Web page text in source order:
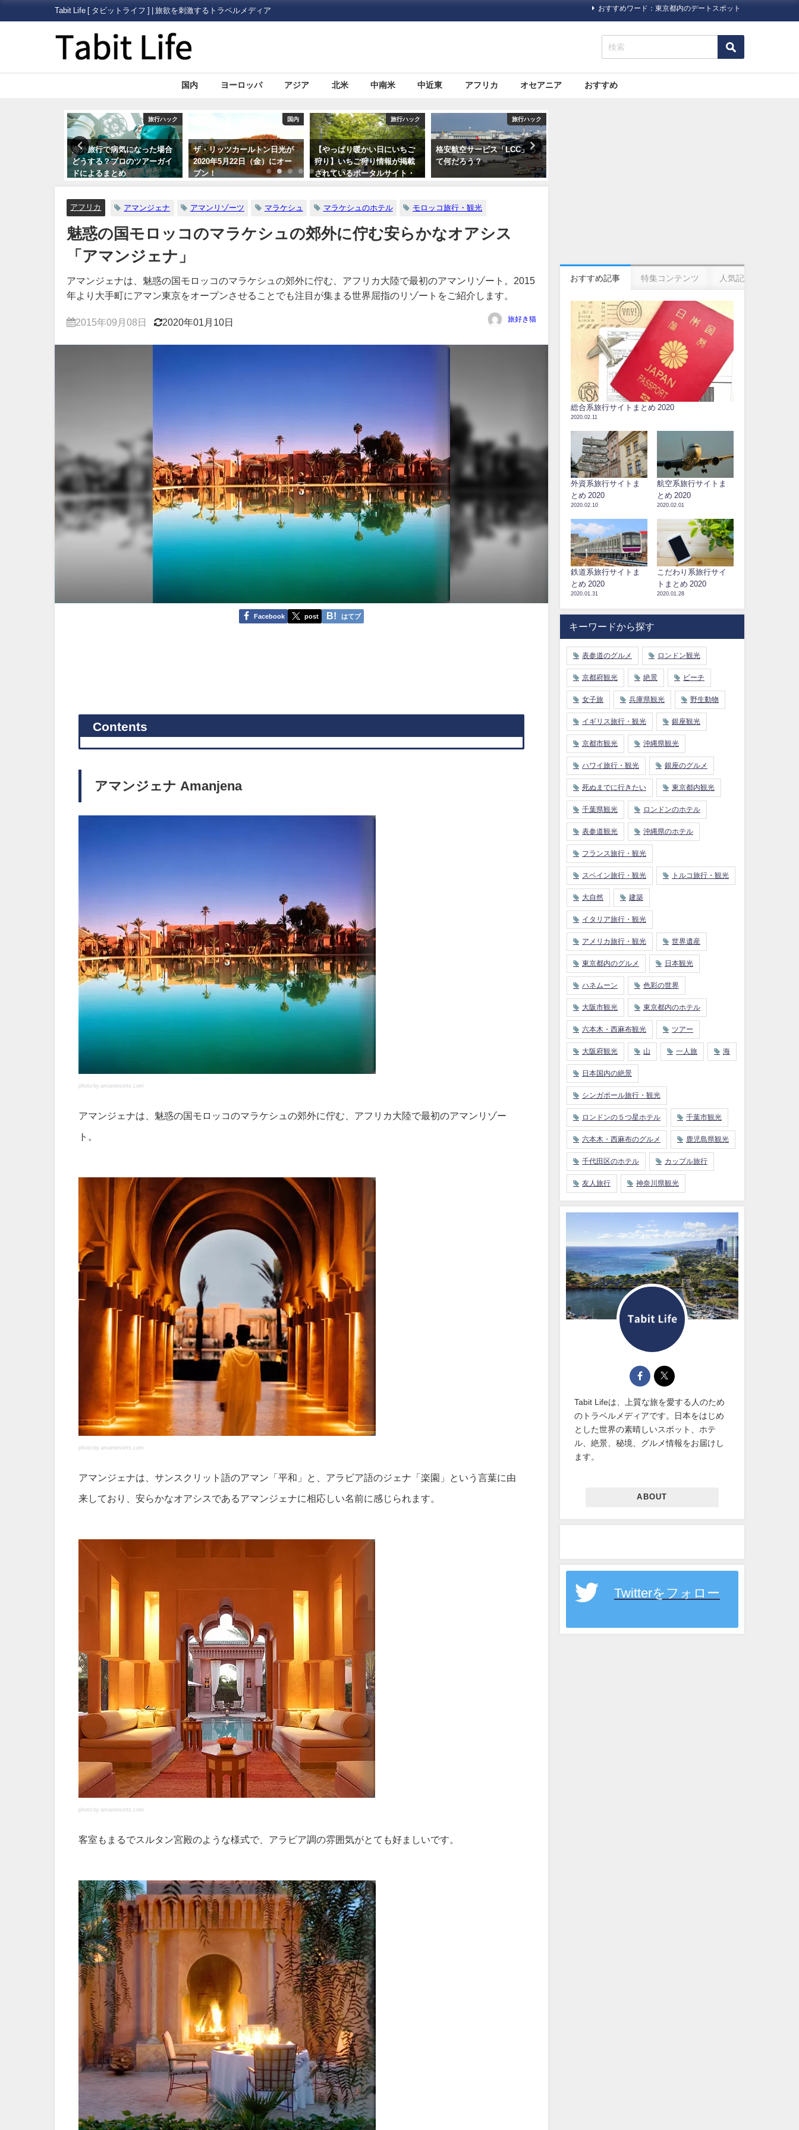
Tabit Life [ タビットライフ ] | 旅欲を刺激するトラベルメディア おすすめワード：東京都内のデートスポット
国内 ヨーロッパ アジア 北米 中南米 中近東 アフリカ オセアニア おすすめ
国内
ザ・リッツカールトン日光が
2020年5月22日（金）にオー
プン！
旅行ハック
【やっぱり暖かい日にいちご
狩り】いちご狩り情報が掲載
されているポータルサイト・
情報サイトまとめ5つ
旅行ハック
格安航空サービス「LCC」っ
て何だろう？
旅行ハック
10代〜60代の100人に聞いた
「旅にいきたくなる本」第一
アフリカ アマンジェナ アマンリゾーツ マラケシュ マラケシュのホテル モロッコ旅行・観光
魅惑の国モロッコのマラケシュの郊外に佇む安らかなオアシス
「アマンジェナ」
アマンジェナは、魅惑の国モロッコのマラケシュの郊外に佇む、アフリカ大陸で最初のアマンリゾート。2015
年より大手町にアマン東京をオープンさせることでも注目が集まる世界屈指のリゾートをご紹介します。
2015年09月08日 2020年01月10日 旅好き猫
Facebook post はてブ
Contents
アマンジェナ Amanjena
photo by amanresorts.com
アマンジェナは、魅惑の国モロッコのマラケシュの郊外に佇む、アフリカ大陸で最初のアマンリゾー
ト。
photo by amanresorts.com
アマンジェナは、サンスクリット語のアマン「平和」と、アラビア語のジェナ「楽園」という言葉に由
来しており、安らかなオアシスであるアマンジェナに相応しい名前に感じられます。
photo by amanresorts.com
客室もまるでスルタン宮殿のような様式で、アラビア調の雰囲気がとても好ましいです。
おすすめ記事 特集コンテンツ 人気記事
総合系旅行サイトまとめ 2020
2020.02.11
外資系旅行サイトま
とめ 2020
2020.02.10
航空系旅行サイトま
とめ 2020
2020.02.01
鉄道系旅行サイトま
とめ 2020
2020.01.31
こだわり系旅行サイ
トまとめ 2020
2020.01.28
キーワードから探す
表参道のグルメ ロンドン観光
京都府観光 絶景 ビーチ
女子旅 兵庫県観光 野生動物
イギリス旅行・観光 銀座観光
京都市観光 沖縄県観光
ハワイ旅行・観光 銀座のグルメ
死ぬまでに行きたい 東京都内観光
千葉県観光 ロンドンのホテル
表参道観光 沖縄県のホテル
フランス旅行・観光
スペイン旅行・観光 トルコ旅行・観光
大自然 建築
イタリア旅行・観光
アメリカ旅行・観光 世界遺産
東京都内のグルメ 日本観光
ハネムーン 色彩の世界
大阪市観光 東京都内のホテル
六本木・西麻布観光 ツアー
大阪府観光 山 一人旅 海
日本国内の絶景
シンガポール旅行・観光
ロンドンの５つ星ホテル 千葉市観光
六本木・西麻布のグルメ 鹿児島県観光
千代田区のホテル カップル旅行
友人旅行 神奈川県観光
Tabit Lifeは、上質な旅を愛する人のため
のトラベルメディアです。日本をはじめ
とした世界の素晴しいスポット、ホテ
ル、絶景、秘境、グルメ情報をお届けし
ます。
ABOUT
Twitterをフォロー